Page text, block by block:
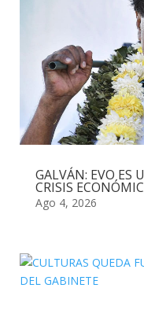
GALVÁN: EVO ES
CRISIS
Ago 4, 2026